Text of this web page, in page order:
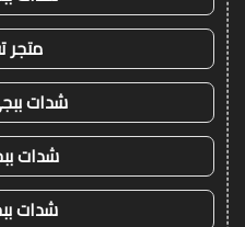
متجر
شدات
شدات
شدات